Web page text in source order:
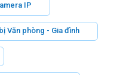
IP
Văn phòng - Gia đình